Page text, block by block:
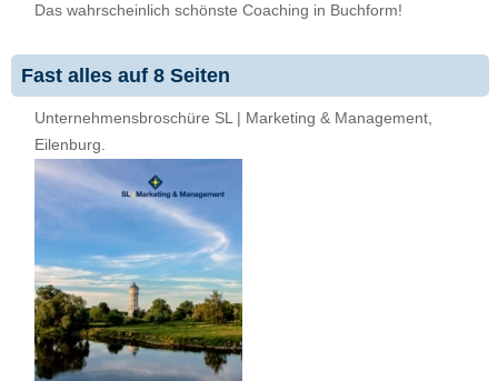
Das wahrscheinlich schönste Coaching in Buchform!
Fast alles auf 8 Seiten
Unternehmensbroschüre SL | Marketing & Management,
Eilenburg.